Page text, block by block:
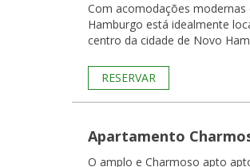
Com acomodações
Hamburgo está idealmente
centro da cidade de Novo
RESERVAR
Apartamento
O amplo e Charmoso apto